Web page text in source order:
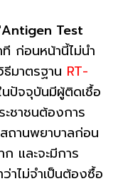
Test
ก่อนหน้านี้ไม่นำ
มาตรฐาน RT-
ปัจจุบันมีผู้ติดเชื้อ
ะชาชนต้องการ
ถานพยาบาลก่อน
และจะมีการ
าไม่จำเป็นต้องซื้อ